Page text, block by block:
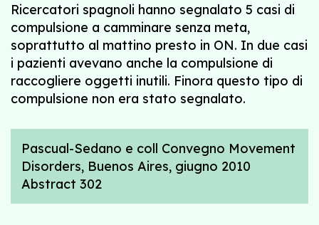
Ricercatori spagnoli hanno segnalato 5 casi di
compulsione a camminare senza meta,
soprattutto al mattino presto in ON. In due casi
i pazienti avevano anche la compulsione di
raccogliere oggetti inutili. Finora questo tipo di
compulsione non era stato segnalato.
Pascual-Sedano e coll Convegno Movement
Disorders, Buenos Aires, giugno 2010
Abstract 302